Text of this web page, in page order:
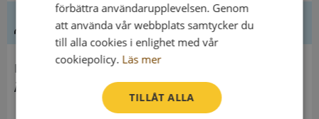
Ledning
Innehavare
Älvsby Församling
förbättra användarupplevelsen. Genom
att använda vår webbplats samtycker du
till alla cookies i enlighet med vår
cookiepolicy. Läs mer
TILLÅT ALLA